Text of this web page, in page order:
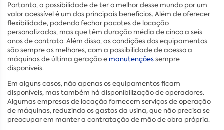
Portanto, a possibilidade de ter o melhor desse mundo por um
valor acessível é um dos principais benefícios. Além de oferecer
flexibilidade, podendo fechar pacotes de locação
personalizados, mas que têm duração média de cinco a seis
anos de contrato. Além disso, as condições dos equipamentos
são sempre as melhores, com a possibilidade de acesso a
máquinas de última geração e manutençõessempre
disponíveis.
Em alguns casos, não apenas os equipamentos ficam
disponíveis, mas também há disponibilização de operadores.
Algumas empresas de locação fornecem serviços de operação
de máquinas, reduzindo os gastos da usina, que não precisa se
preocupar em manter a contratação de mão de obra própria.